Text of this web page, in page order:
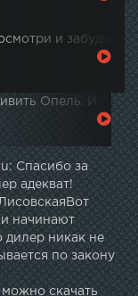
и забудь
Опель. И
Спасибо за
адекват!
начинают
дилер никак не
по закону
дилером. В
скачать